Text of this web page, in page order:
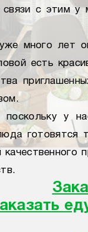
с этим у
много лет
есть
у